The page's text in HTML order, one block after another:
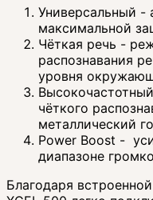
Универсальный -
максимальной
Чёткая речь -
распознавания
уровня
чёткого
металлический
Power Boost -
диапазоне
Благодаря